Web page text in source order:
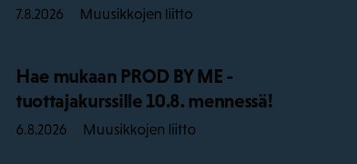
7.8.2026 Muusikkojen liitto
Hae mukaan PROD BY ME -
tuottajakurssille 10.8. mennessä!
6.8.2026 Muusikkojen liitto